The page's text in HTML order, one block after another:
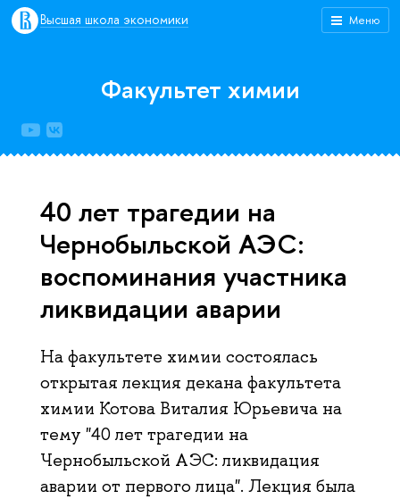
Меню
Высшая школа экономики
Факультет химии
40 лет трагедии на
Чернобыльской АЭС:
воспоминания участника
ликвидации аварии
На факультете химии состоялась
открытая лекция декана факультета
химии Котова Виталия Юрьевича на
тему "40 лет трагедии на
Чернобыльской АЭС: ликвидация
аварии от первого лица". Лекция была